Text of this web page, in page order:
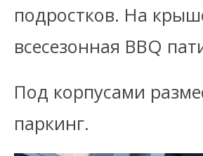
подростков. На
всесезонная BBQ
Под корпусами
паркинг.